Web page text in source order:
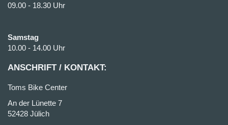
09.00 - 18.30 Uhr
Samstag
10.00 - 14.00 Uhr
ANSCHRIFT / KONTAKT:
Toms Bike Center
An der Lünette 7
52428 Jülich